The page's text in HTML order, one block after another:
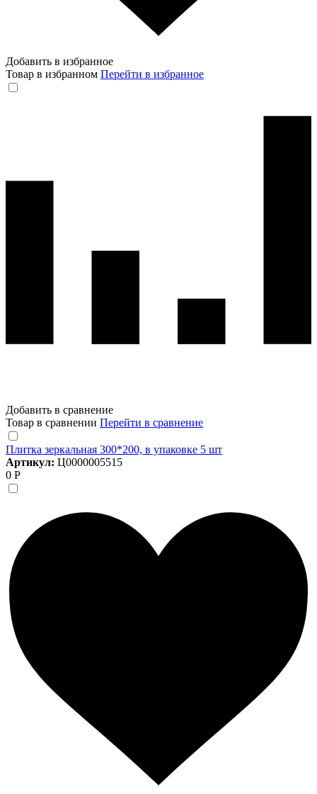
Добавить в избранное
Товар в избранном Перейти в избранное
Добавить в сравнение
Товар в сравнении Перейти в сравнение
Плитка зеркальная 300*200, в упаковке 5 шт
Артикул: Ц0000005515
0 Р